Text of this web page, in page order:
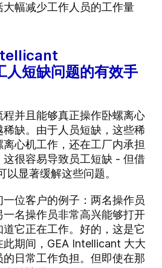
幅减少工作人员的工作量
人短缺问题的有效手
并且能够真正操作卧螺离心
缺。由于人员短缺，这些稀
心机工作，还在工厂内承担
很容易导致员工短缺 - 但借
以显著缓解这些问题。
位客户的例子：两名操作员
名操作员非常高兴能够打开
它正在工作。好的，这是它
此期间，GEA Intellicant 大大
日常工作负担。但即使在那